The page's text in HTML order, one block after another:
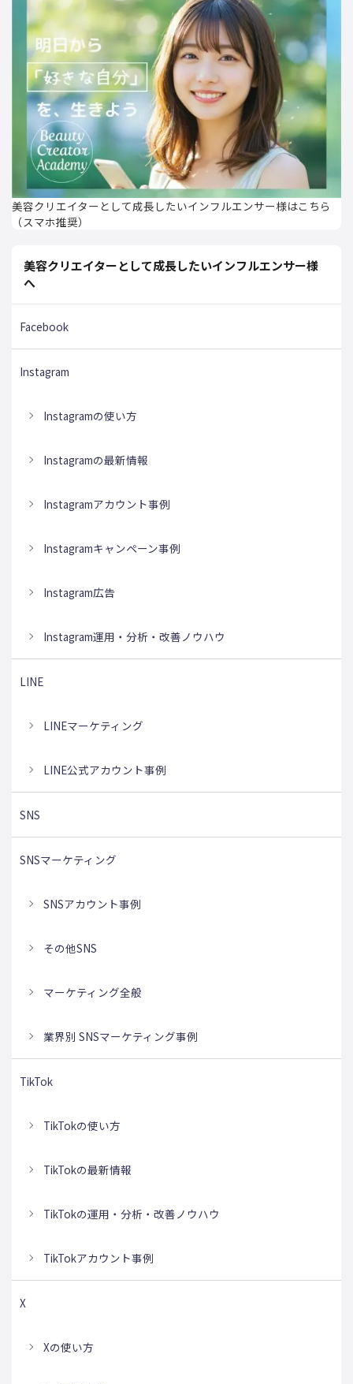
美容クリエイターとして成長したいインフルエンサー様はこちら
（スマホ推奨）
美容クリエイターとして成長したいインフルエンサー様
へ
Facebook
Instagram
Instagramの使い方
Instagramの最新情報
Instagramアカウント事例
Instagramキャンペーン事例
Instagram広告
Instagram運用・分析・改善ノウハウ
LINE
LINEマーケティング
LINE公式アカウント事例
SNS
SNSマーケティング
SNSアカウント事例
その他SNS
マーケティング全般
業界別 SNSマーケティング事例
TikTok
TikTokの使い方
TikTokの最新情報
TikTokの運用・分析・改善ノウハウ
TikTokアカウント事例
X
Xの使い方